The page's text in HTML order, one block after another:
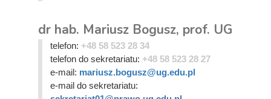
dr hab. Mariusz Bogusz, prof. UG
telefon: +48 58 523 28 34
telefon do sekretariatu: +48 58 523 28 27
e-mail: mariusz.bogusz@ug.edu.pl
e-mail do sekretariatu: